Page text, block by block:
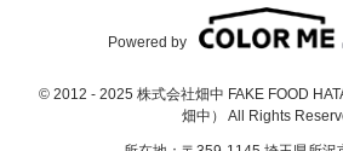
© 2012 - 2025 株式会社畑中 FAKE FOOD
畑中） All Rights
Powered by